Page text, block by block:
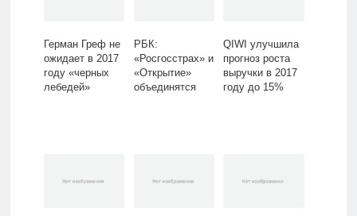
Герман Греф не
ожидает в 2017
году «черных
лебедей»
РБК:
«Росгосстрах» и
«Открытие»
объединятся
QIWI улучшила
прогноз роста
выручки в 2017
году до 15%